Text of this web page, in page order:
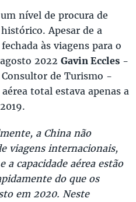
nível de procura de
Apesar de a
às viagens para o
2022 Gavin Eccles -
Consultor de Turismo -
total estava apenas a
a China não
viagens internacionais,
a capacidade aérea estão
do que os
em 2020. Neste